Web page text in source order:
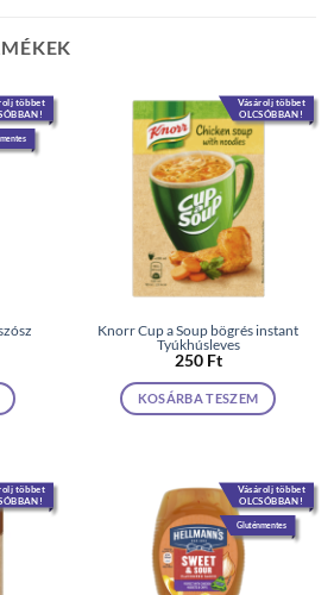
többet Vásárolj többet
OLCSÓBBAN!
Knorr Cup a Soup bögrés instant
Tyúkhúsleves
250 Ft
KOSÁRBA TESZEM
többet Vásárolj többet
OLCSÓBBAN!
Gluténmentes